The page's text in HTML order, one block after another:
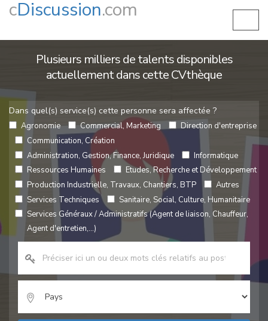
cDiscussion.com
Plusieurs milliers de talents disponibles
actuellement dans cette CVthèque
Dans quel(s) service(s) cette personne sera affectée ?
Agronomie Commercial, Marketing
Direction d'entreprise
Communication, Création
Administration, Gestion, Finance, Juridique
Informatique
Ressources Humaines
Etudes, Recherche et Développement
Production Industrielle, Travaux, Chantiers, BTP
Autres
Services Techniques
Sanitaire, Social, Culture, Humanitaire
Services Généraux / Administratifs (Agent de liaison, Chauffeur,
Agent d'entretien,...)